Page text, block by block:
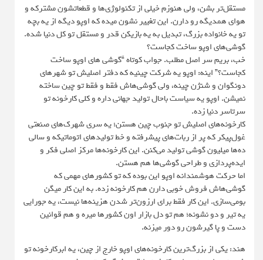
مستقل‌تر بشن، ولی هنوزم خیلی از تکنولوژی‌ها و قطعاتشون مشترکه و
هوای همدیگه رو دارن. این تغییر نشون میده که اوپو دیگه از یه بچه
تو یه خانواده بزرگ، تبدیل به یه بازیکن قدر و مستقل تو کل دنیا شده.
گوشی‌های اوپو ساخت کجاست؟
خب، بریم سر اصل مطلب. جواب کوتاه “گوشی های اوپو ساخت
کجاست؟” اینه: اوپو یه شرکت چینیه که دفتر اصلیش تو شهرهای
دونگوان و شنژن چینه، ولی گوشی‌هاش فقط و فقط تو چین ساخته
نمیشن. اوپو یه سیاست باحال تولید جهانی داره و کلی کارخونه تو
سرتاسر دنیا زده.
کارخونه‌های اصلیش تو جنوب چین هستن؛ یه سری شهرک‌های صنعتی
غول‌پیکر که پر از ربات‌های پیشرفته و خط تولیدهای اتوماتیکه و سالی
ده‌ها میلیون گوشی تولید می‌کنن. این کارخونه‌ها مرکز اصلی فکر و
ایده‌پردازی و طراحی گوشی‌ها هم هستن.
اما حرکت هوشمندانه اوپو این بوده که تو کشورهای مهمی که
گوشی‌هاش فروش خوبی دارن هم کارخونه زده. به این کار میگن
بومی‌سازی. این کار فقط برای ارزون‌تر شدن هزینه‌ها نیست، یه جورایی
یه تیر و دو نشونه؛ هم تو دل بازار اون کشورها میره و هم قوانین
دست و پا گیرشون رو دور میزنه.
هند: یکی از بزرگ‌ترین کارخونه‌های اوپو خارج از چین، یه ابرکارخونه تو